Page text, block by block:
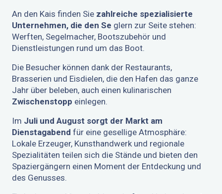
An den Kais finden Sie zahlreiche spezialisierte
Unternehmen, die den Se glern zur Seite stehen:
Werften, Segelmacher, Bootszubehör und
Dienstleistungen rund um das Boot.
Die Besucher können dank der Restaurants,
Brasserien und Eisdielen, die den Hafen das ganze
Jahr über beleben, auch einen kulinarischen
Zwischenstopp einlegen.
Im Juli und August sorgt der Markt am
Dienstagabend für eine gesellige Atmosphäre:
Lokale Erzeuger, Kunsthandwerk und regionale
Spezialitäten teilen sich die Stände und bieten den
Spaziergängern einen Moment der Entdeckung und
des Genusses.